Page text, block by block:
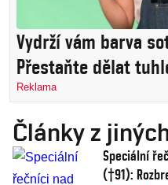
Vydrží vám barva
Přestaňte dělat
Reklama
Články z
Speciální
(†91):